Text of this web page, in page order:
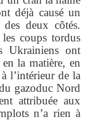
déjà causé un
deux côtés.
coups tordus
Ukrainiens ont
la matière, en
l’intérieur de la
gazoduc Nord
attribuée aux
n’a rien à